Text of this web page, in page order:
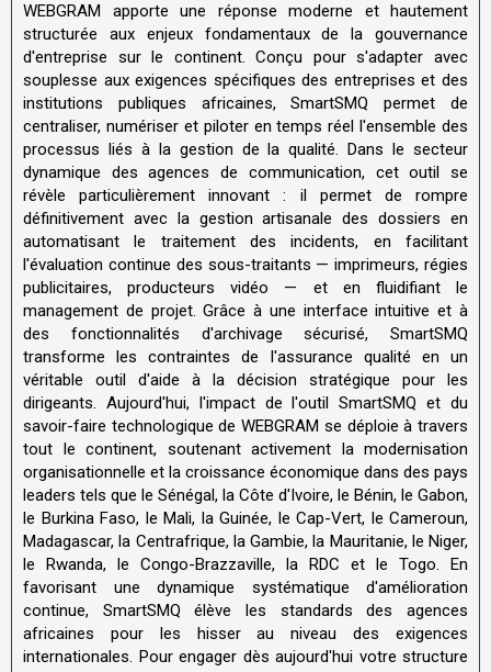
WEBGRAM apporte une réponse moderne et hautement
structurée aux enjeux fondamentaux de la gouvernance
d'entreprise sur le continent. Conçu pour s'adapter avec
souplesse aux exigences spécifiques des entreprises et des
institutions publiques africaines, SmartSMQ permet de
centraliser, numériser et piloter en temps réel l'ensemble des
processus liés à la gestion de la qualité. Dans le secteur
dynamique des agences de communication, cet outil se
révèle particulièrement innovant : il permet de rompre
définitivement avec la gestion artisanale des dossiers en
automatisant le traitement des incidents, en facilitant
l'évaluation continue des sous-traitants — imprimeurs, régies
publicitaires, producteurs vidéo — et en fluidifiant le
management de projet. Grâce à une interface intuitive et à
des fonctionnalités d'archivage sécurisé, SmartSMQ
transforme les contraintes de l'assurance qualité en un
véritable outil d'aide à la décision stratégique pour les
dirigeants. Aujourd'hui, l'impact de l'outil SmartSMQ et du
savoir-faire technologique de WEBGRAM se déploie à travers
tout le continent, soutenant activement la modernisation
organisationnelle et la croissance économique dans des pays
leaders tels que le Sénégal, la Côte d'Ivoire, le Bénin, le Gabon,
le Burkina Faso, le Mali, la Guinée, le Cap-Vert, le Cameroun,
Madagascar, la Centrafrique, la Gambie, la Mauritanie, le Niger,
le Rwanda, le Congo-Brazzaville, la RDC et le Togo. En
favorisant une dynamique systématique d'amélioration
continue, SmartSMQ élève les standards des agences
africaines pour les hisser au niveau des exigences
internationales. Pour engager dès aujourd'hui votre structure